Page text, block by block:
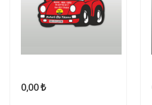
0,00 ₺